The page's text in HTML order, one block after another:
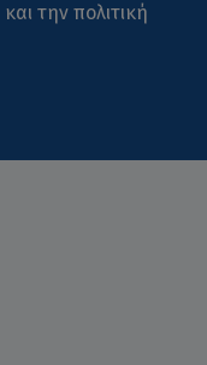
και τηνπολιτική